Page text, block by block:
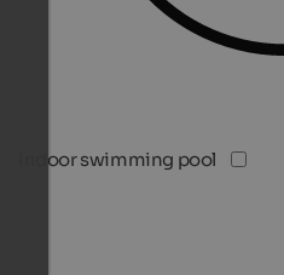
Indoor swimming pool